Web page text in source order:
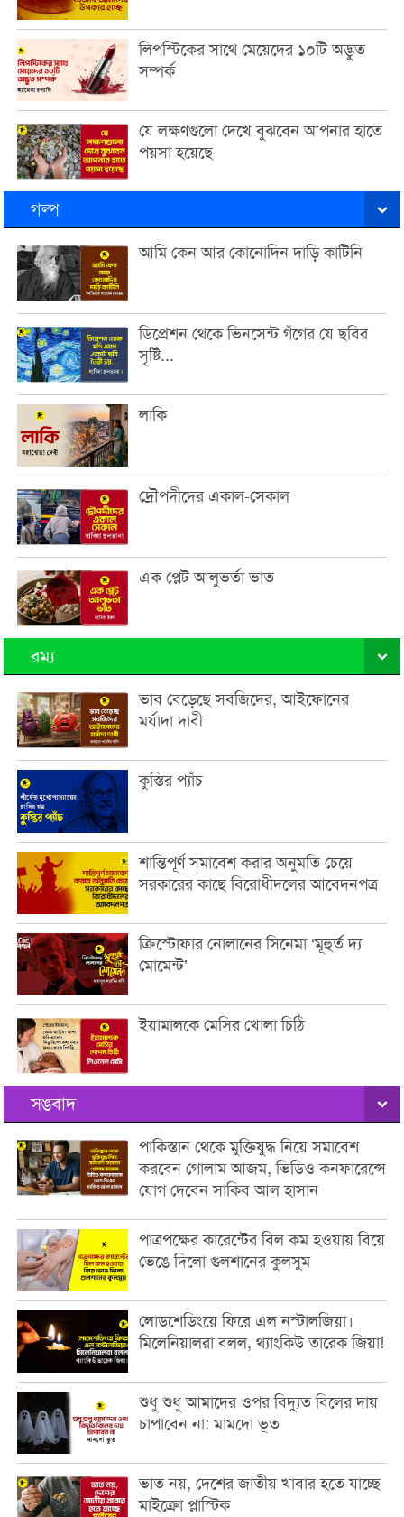
লিপস্টিকের সাথে মেয়েদের ১০টি অদ্ভুত
সম্পর্ক
যে লক্ষণগুলো দেখে বুঝবেন আপনার হাতে
পয়সা হয়েছে
গল্প
আমি কেন আর কোনোদিন দাড়ি কাটিনি
ডিপ্রেশন থেকে ভিনসেন্ট গঁগের যে ছবির
সৃষ্টি...
লাকি
দ্রৌপদীদের একাল-সেকাল
এক প্লেট আলুভর্তা ভাত
রম্য
ভাব বেড়েছে সবজিদের, আইফোনের
মর্যাদা দাবী
কুস্তির প্যাঁচ
শান্তিপূর্ণ সমাবেশ করার অনুমতি চেয়ে
সরকারের কাছে বিরোধীদলের আবেদনপত্র
ক্রিস্টোফার নোলানের সিনেমা ‘মূহুর্ত দ্য
মোমেন্ট’
ইয়ামালকে মেসির খোলা চিঠি
সঙবাদ
পাকিস্তান থেকে মুক্তিযুদ্ধ নিয়ে সমাবেশ
করবেন গোলাম আজম, ভিডিও কনফারেন্সে
যোগ দেবেন সাকিব আল হাসান
পাত্রপক্ষের কারেন্টের বিল কম হওয়ায় বিয়ে
ভেঙে দিলো গুলশানের কুলসুম
লোডশেডিংয়ে ফিরে এল নস্টালজিয়া।
মিলেনিয়ালরা বলল, থ্যাংকিউ তারেক জিয়া!
শুধু শুধু আমাদের ওপর বিদ্যুত বিলের দায়
চাপাবেন না: মামদো ভূত
ভাত নয়, দেশের জাতীয় খাবার হতে যাচ্ছে
মাইক্রো প্লাস্টিক